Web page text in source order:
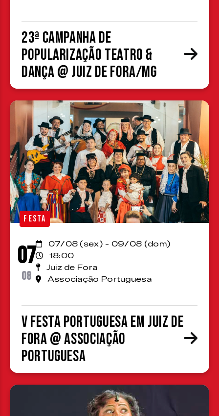
23ª Campanha de
Popularização Teatro &
Dança @ Juiz de Fora/MG
FESTA
07
08
07/08 (sex) - 09/08 (dom)
18:00
Juiz de Fora
Associação Portuguesa
V Festa Portuguesa em Juiz de
Fora @ Associação
Portuguesa